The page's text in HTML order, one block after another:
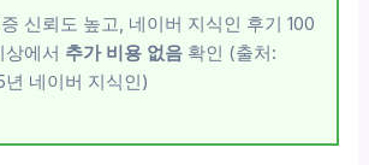
신뢰도 높고, 네이버 지식인 후기 100
상에서 추가 비용 없음확인 (출처:
년 네이버 지식인)